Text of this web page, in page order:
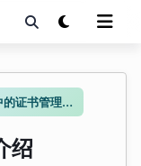
Istio 中的证书管理方式介绍
绍